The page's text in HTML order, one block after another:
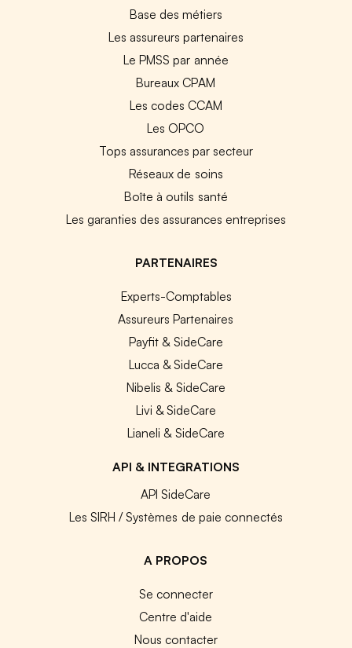
Base des métiers
Les assureurs partenaires
Le PMSS par année
Bureaux CPAM
Les codes CCAM
Les OPCO
Tops assurances par secteur
Réseaux de soins
Boîte à outils santé
Les garanties des assurances entreprises
PARTENAIRES
Experts-Comptables
Assureurs Partenaires
Payfit & SideCare
Lucca & SideCare
Nibelis & SideCare
Livi & SideCare
Lianeli & SideCare
API & INTEGRATIONS
API SideCare
Les SIRH / Systèmes de paie connectés
A PROPOS
Se connecter
Centre d'aide
Nous contacter